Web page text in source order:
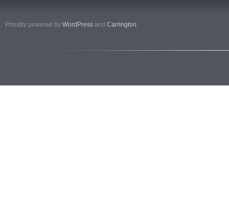
Proudly powered by WordPress and Carrington